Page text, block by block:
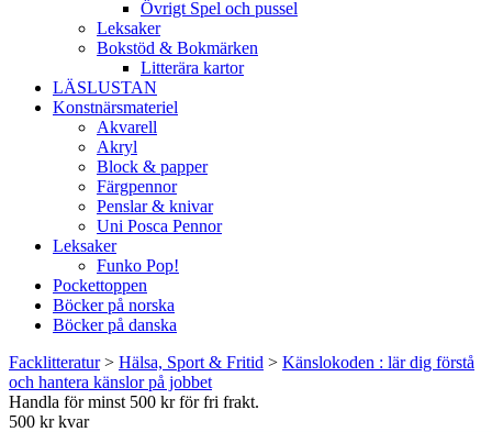
Övrigt Spel och pussel
Leksaker
Bokstöd & Bokmärken
Litterära kartor
LÄSLUSTAN
Konstnärsmateriel
Akvarell
Akryl
Block & papper
Färgpennor
Penslar & knivar
Uni Posca Pennor
Leksaker
Funko Pop!
Pockettoppen
Böcker på norska
Böcker på danska
Facklitteratur> Hälsa, Sport & Fritid > Känslokoden : lär dig förstå
och hantera känslor på jobbet
Handla för minst 500 kr för fri frakt.
500 kr kvar